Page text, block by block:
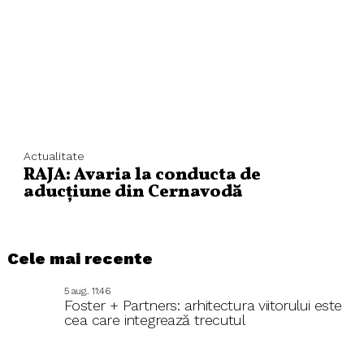
Actualitate
RAJA: Avaria la conducta de
aducțiune din Cernavodă
Cele mai recente
5 aug.. 11:46
Foster + Partners: arhitectura viitorului este
cea care integrează trecutul